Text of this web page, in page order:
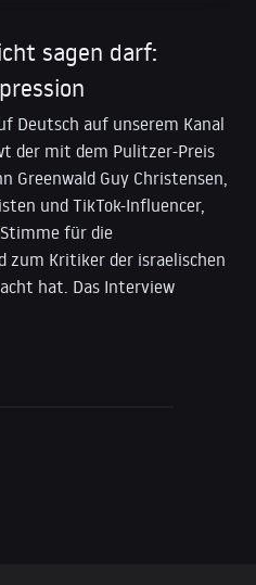
sagen darf:
Deutsch auf unserem Kanal
der mit dem Pulitzer-Preis
Greenwald Guy Christensen,
und TikTok-Influencer,
für die
zum Kritiker der israelischen
hat. Das Interview